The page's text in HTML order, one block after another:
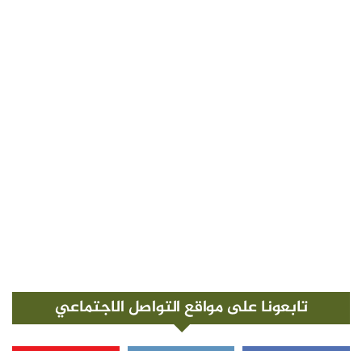
تابعونا على مواقع التواصل الاجتماعي